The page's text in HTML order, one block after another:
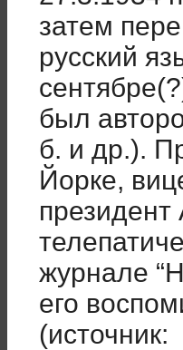
затем
русский
был
б. и др.).
Йорке,
журнале
его
(источник: